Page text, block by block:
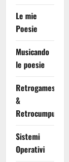
Le mie
Poesie
Musicando
le poesie
Retrogames
&
Retrocumputing
Sistemi
Operativi